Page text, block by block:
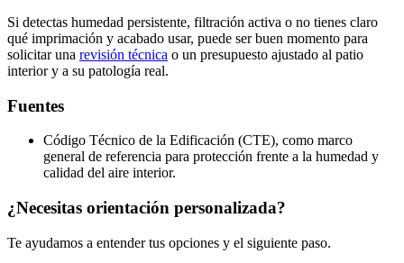
Si detectas humedad persistente, filtración activa o no tienes claro
qué imprimación y acabado usar, puede ser buen momento para
solicitar una revisión técnica o un presupuesto ajustado al patio
interior y a su patología real.
Fuentes
Código Técnico de la Edificación (CTE), como marco
general de referencia para protección frente a la humedad y
calidad del aire interior.
¿Necesitas orientación personalizada?
Te ayudamos a entender tus opciones y el siguiente paso.